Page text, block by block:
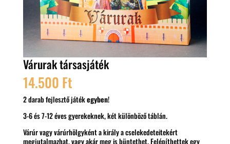
Várurak társasjáték
14.500 Ft
2 darab fejlesztő játékegyben!
3-6 és 7-12 éves gyerekeknek, két különböző táblán.
Várúr vagy várúrhölgyként a király a cselekedeteitekért
megjutalmazhat, vagy akár meg is büntethet. Felépíthettek egy